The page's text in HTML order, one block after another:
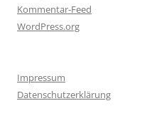
Kommentar-Feed
WordPress.org
Impressum
Datenschutzerklärung